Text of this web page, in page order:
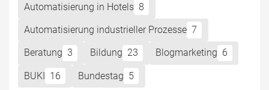
Automatisierung in Hotels 8
Automatisierung industrieller Prozesse 7
Beratung 3 Bildung 23 Blogmarketing 6
BUKI 16 Bundestag 5